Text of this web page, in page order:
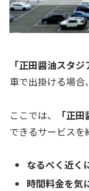
「正田醤油スタジ
車で出掛ける場合
ここでは、 「正
できるサービスを
なるべく近く
時間料金を気